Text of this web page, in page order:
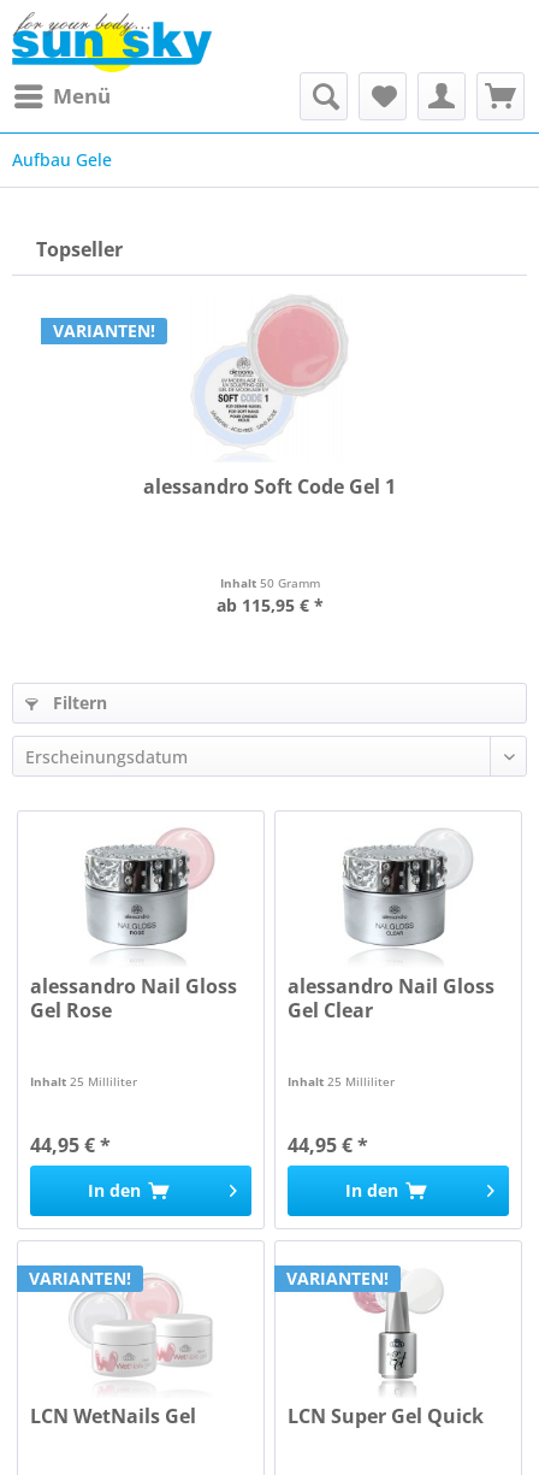
Menü
Aufbau Gele
Topseller
VARIANTEN!
alessandro Soft Code Gel 1
Inhalt 50 Gramm
ab 115,95 € *
Filtern
alessandro Nail Gloss
Gel Rose
Inhalt25 Milliliter
44,95 € *
In den
alessandro Nail Gloss
Gel Clear
Inhalt25 Milliliter
44,95 € *
In den
VARIANTEN!
LCN WetNails Gel
VARIANTEN!
LCN Super Gel Quick